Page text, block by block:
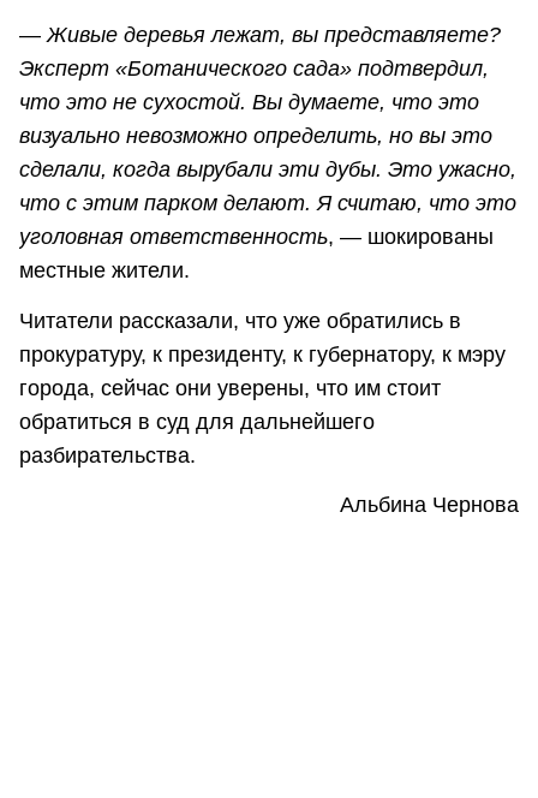
—Живые деревья лежат, вы представляете?
Эксперт «Ботанического сада» подтвердил,
что это не сухостой. Вы думаете, что это
визуально невозможно определить, но вы это
сделали, когда вырубали эти дубы. Это ужасно,
что с этим парком делают. Я считаю, что это
уголовная ответственность, — шокированы
местные жители.
Читатели рассказали, что уже обратились в
прокуратуру, к президенту, к губернатору, к мэру
города, сейчас они уверены, что им стоит
обратиться в суд для дальнейшего
разбирательства.
Альбина Чернова